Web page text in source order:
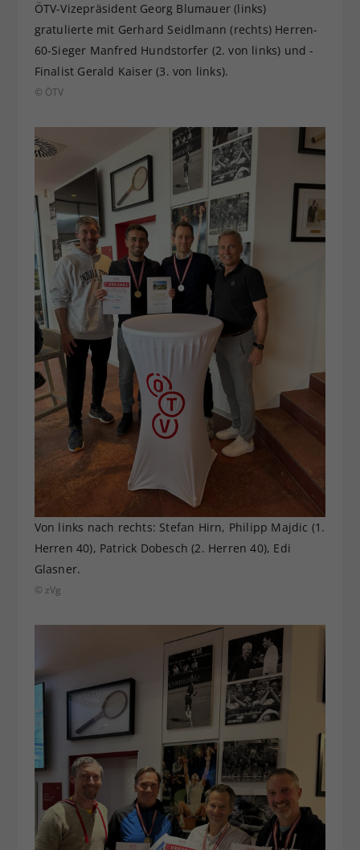
ÖTV-Vizepräsident Georg Blumauer (links)
gratulierte mit Gerhard Seidlmann (rechts) Herren-
60-Sieger Manfred Hundstorfer (2. von links) und -
Finalist Gerald Kaiser (3. von links).
© ÖTV
Von links nach rechts: Stefan Hirn, Philipp Majdic (1.
Herren 40), Patrick Dobesch (2. Herren 40), Edi
Glasner.
© zVg